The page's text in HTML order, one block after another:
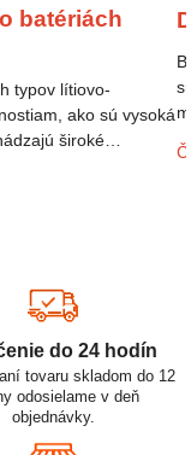
batériách
typov lítiovo-
ako sú vysoká
široké
označovania a
a bezpečnému
do 24 hodín
tovaru skladom do 12
odosielame v deň
objednávky.